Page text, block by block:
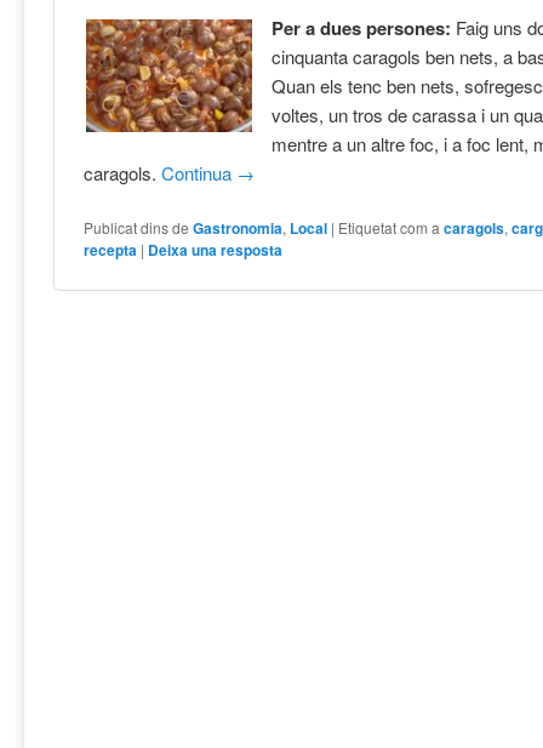
Per a dues persones: Faig uns
cinquanta caragols ben nets, a
Quan els tenc ben nets,
voltes, un tros de carassa i un
mentre a un altre foc, i a foc lent,
caragols.Continua →
Publicat dins de Gastronomia, Local | Etiquetat com a caragols,
recepta | Deixa una resposta